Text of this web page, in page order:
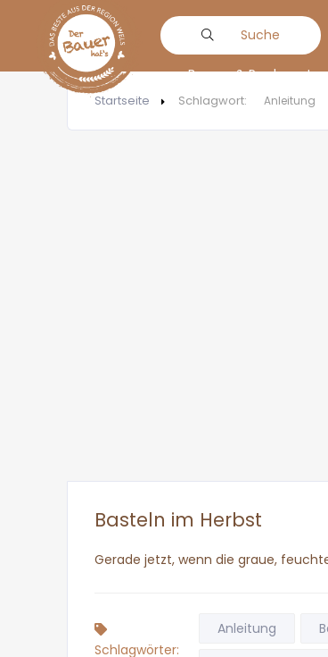
Suche
Bauern & Produzenten
Startseite Schlagwort: Anleitung
Basteln im Herbst
Gerade jetzt, wenn die graue,
Schlagwörter:
Anleitung